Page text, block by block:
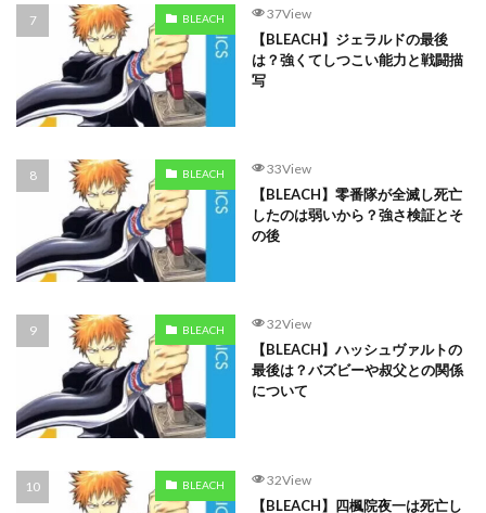
BLEACH 37View
【BLEACH】ジェラルドの最後
は？強くてしつこい能力と戦闘描
写
BLEACH 33View
【BLEACH】零番隊が全滅し死亡
したのは弱いから？強さ検証とそ
の後
BLEACH 32View
【BLEACH】ハッシュヴァルトの
最後は？バズビーや叔父との関係
について
BLEACH 32View
【BLEACH】四楓院夜一は死亡し